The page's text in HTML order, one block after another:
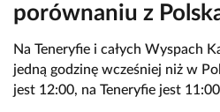
porównaniu z
Na Teneryfie i całych Wyspach
jedną godzinę wcześniej niż w
jest 12:00, na Teneryfie jest